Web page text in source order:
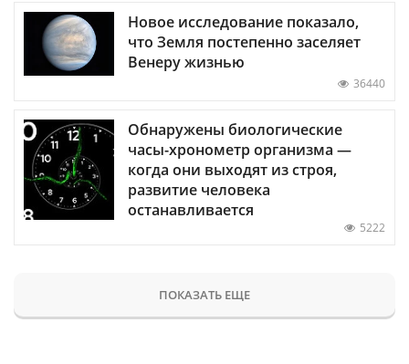
Новое исследование показало,
что Земля постепенно заселяет
Венеру жизнью
36440
Обнаружены биологические
часы-хронометр организма —
когда они выходят из строя,
развитие человека
останавливается
5222
ПОКАЗАТЬ ЕЩЕ